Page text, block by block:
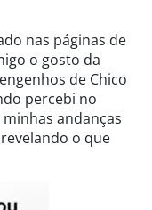
nas páginas de
o gosto da
de Chico
percebi no
andanças
o que